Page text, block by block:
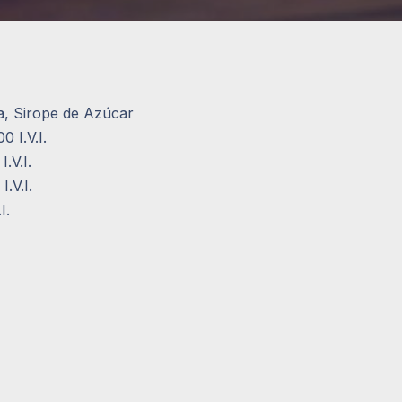
Sirope de Azúcar
I.V.I.